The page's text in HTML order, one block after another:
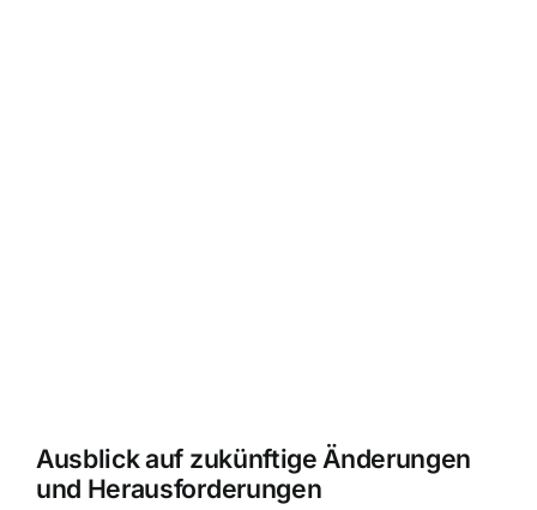
Ausblick auf zukünftige Änderungen
und Herausforderungen